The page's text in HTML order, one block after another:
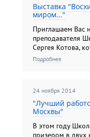
Выставка
миром..."
Приглашаем Вас
преподавателя
Сергея Котова,
11 по 21 декабря
зале "Тушино".
Подробнее
24 ноября 2014
"Лучший
Москвы"
В этом году
призером в двух